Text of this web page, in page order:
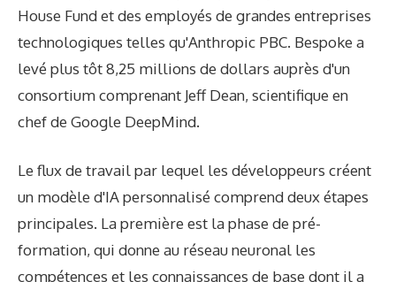
House Fund et des employés de grandes entreprises
technologiques telles qu'Anthropic PBC. Bespoke a
levé plus tôt 8,25 millions de dollars auprès d'un
consortium comprenant Jeff Dean, scientifique en
chef de Google DeepMind.
Le flux de travail par lequel les développeurs créent
un modèle d'IA personnalisé comprend deux étapes
principales. La première est la phase de pré-
formation, qui donne au réseau neuronal les
compétences et les connaissances de base dont il a